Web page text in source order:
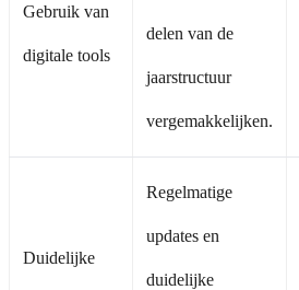
Gebruik van
digitale tools
delen van de
jaarstructuur
vergemakkelijken.
Duidelijke
Regelmatige
updates en
duidelijke